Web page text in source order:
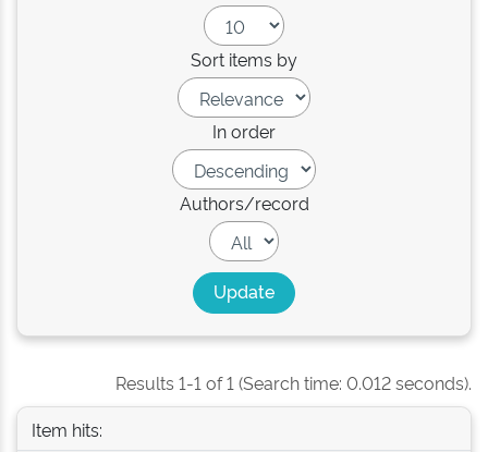
Sort items by
In order
Authors/record
Results 1-1 of 1 (Search time: 0.012 seconds).
Item hits: